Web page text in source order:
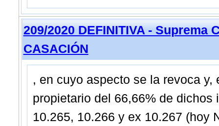
209/2020 DEFINITIVA - Suprema
CASACIÓN
, en cuyo aspecto se la revoca
propietario del 66,66% de
10.265, 10.266 y ex 10.267 (hoy